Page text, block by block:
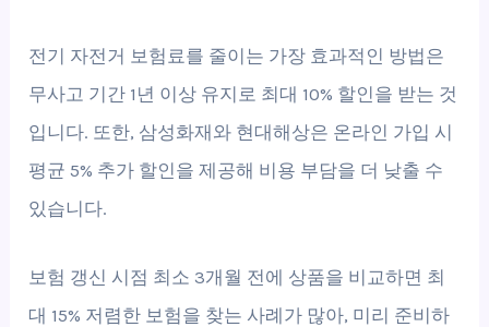
전기 자전거 보험료를 줄이는 가장 효과적인 방법은
무사고 기간 1년 이상 유지로 최대 10% 할인을 받는 것
입니다. 또한, 삼성화재와 현대해상은 온라인 가입 시
평균 5% 추가 할인을 제공해 비용 부담을 더 낮출 수
있습니다.
보험 갱신 시점 최소 3개월 전에 상품을 비교하면 최
대 15% 저렴한 보험을 찾는 사례가 많아, 미리 준비하